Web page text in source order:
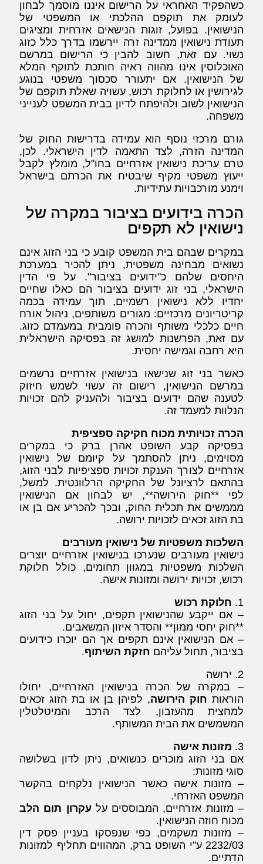
כשהפקיד האחראי על הרישום איננו מוסמך לבחון
לעומק את תוקפם ההלכתי או המשפטי של
הנישואין. בפועל, זוגות הנישאים אזרחית ומציגים
תעודת נישואין ממדינה זרה יירשמו בדרך כלל כזוג
נשוי. עם זאת, חשוב להבין כי הרישום במרשם
האוכלוסין אינו מהווה ראיה חותכת לתוקף המלא
של הנישואין. אם יתעורר סכסוך משפטי בנוגע
לגירושין או לחלוקת רכוש, עשויה שאלת תוקפם של
הנישואין לשוב ולהיפתח לדיון בבית המשפט לענייני
משפחה.
גורם מרכזי נוסף הוא עמידה בדרישות החוק של
המדינה הזרה, לצד התאמה לדין הישראלי. לכן,
טרם עריכת נישואין אזרחיים בחו"ל, מומלץ לקבל
ייעוץ משפטי מקיף שיבטיח את הכרתם בישראל
וימנע מורכבויות עתידיות.
הכרה בידועים בציבור במקרה של
נישואין לא תקפים
במקרים שבהם בית המשפט קובע כי בני הזוג אינם
נשואים מבחינה משפטית, ניתן להכיר במערכת
היחסים שלהם כ"ידועים בציבור". על פי הדין
הישראלי, בני זוג ידועים בציבור הם כאלו שחיים
יחדיו ללא נישואין רשמיים, תוך עמידה בכמה
קריטריונים מרכזיים: מגורים משותפים, ניהול אורח
חיים כלכלי משותף והכרה פומבית במעמדם כזוג.
עם זאת, הפרשנות למושג זה בפסיקה הישראלית
היא רחבה וגמישה יחסית.
כאשר בני זוג שנישאו בנישואין אזרחיים נרשמים
במרשם הנישואין, רישום זה עשוי לשמש חיזוק
לטענה שהם ידועים בציבור ולהעניק להם זכויות
הנלוות למעמד זה.
הכרה זכויותית מכוח חקיקה ספציפית
בפסיקה קבע השופט אהרן ברק כי במקרים
מסוימים, ניתן להסתמך על קיומם של נישואין
אזרחיים לצורך הענקת זכויות ספציפיות לבני הזוג,
בהתאם לרציונל של החקיקה הרלוונטית. למשל,
לפי **חוק הירושה**, יש לבחון אם הנישואין
מממשים את תכלית החוק, ובכך להכריע אם בן או
בת הזוג זכאים לזכויות ירושה.
השלכות משפטיות של נישואין מעורבים
נישואין מעורבים שנערכו בנישואין אזרחיים יוצרים
השלכות משפטיות במגוון תחומים, כולל חלוקת
רכוש, זכויות ירושה ומזונות אישה.
1. חלוקת רכוש
– אם ייקבע שהנישואין תקפים, יחול על בני הזוג
**חוק יחסי ממון** והסדר איזון המשאבים.
– אם הנישואין אינם תקפים אך הם יוכרו כידועים
בציבור, תחול עליהם חזקת השיתוף.
2. ירושה
– במקרה של הכרה בנישואין האזרחיים, יחולו
הוראות חוק הירושה, לפיהן בן או בת הזוג זכאים
למחצית מהעזבון, לצד הרכב והמיטלטלין
המשמשים את הבית המשותף.
3. מזונות אישה
אם בני הזוג מוכרים כנשואים, ניתן לדון בשלושה
סוגי מזונות:
– מזונות אישה כאשר הנישואין נלקחים בהקשר
המשפט האזרחי.
– מזונות אזרחיים, המבוססים עלעקרון תום הלב
מכוח חוזה הנישואין.
– מזונות משקמים, כפי שנפסקו בעניין פסק דין
2232/03 ע"י השופט ברק, המהווים תחליף למזונות
הדתיים.